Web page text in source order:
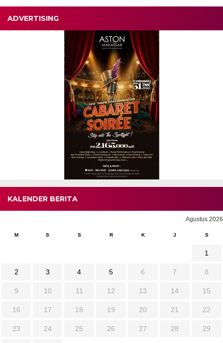
ADVERTISING
KALENDER BERITA
Agustus 2026
M S S R K J S
1
2 3 4 5 6 7 8
9 10 11 12 13 14 15
16 17 18 19 20 21 22
23 24 25 26 27 28 29